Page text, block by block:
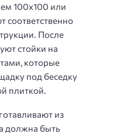
100х100 или
соответственно
После
стойки на
которые
под беседку
плиткой.
из
должна быть